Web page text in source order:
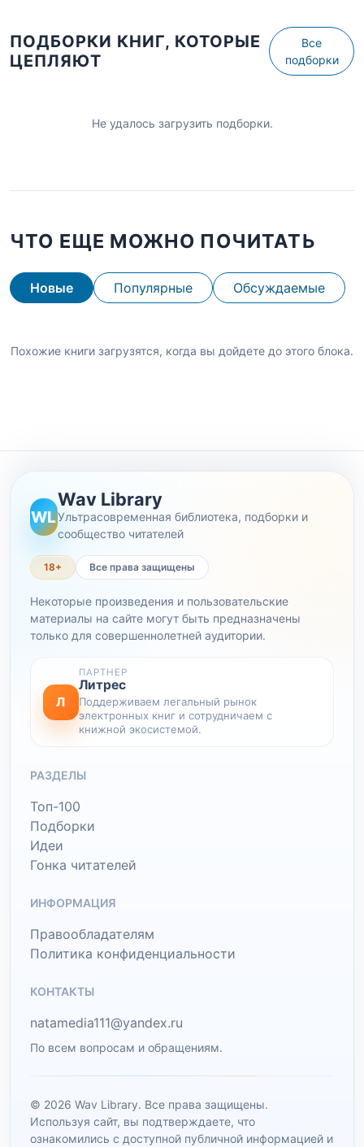
ПОДБОРКИ КНИГ, КОТОРЫЕ
ЦЕПЛЯЮТ
Все
подборки
Не удалось загрузить подборки.
ЧТО ЕЩЕ МОЖНО ПОЧИТАТЬ
Новые Популярные Обсуждаемые
Похожие книги загрузятся, когда вы дойдете до этого блока.
WL
Wav Library
Ультрасовременная библиотека, подборки и
сообщество читателей
18+ Все права защищены
Некоторые произведения и пользовательские
материалы на сайте могут быть предназначены
только для совершеннолетней аудитории.
Л
ПАРТНЕР
Литрес
Поддерживаем легальный рынок
электронных книг и сотрудничаем с
книжной экосистемой.
РАЗДЕЛЫ
Топ-100
Подборки
Идеи
Гонка читателей
ИНФОРМАЦИЯ
Правообладателям
Политика конфиденциальности
КОНТАКТЫ
natamedia111@yandex.ru
По всем вопросам и обращениям.
© 2026 Wav Library. Все права защищены.
Используя сайт, вы подтверждаете, что
ознакомились с доступной публичной информацией и